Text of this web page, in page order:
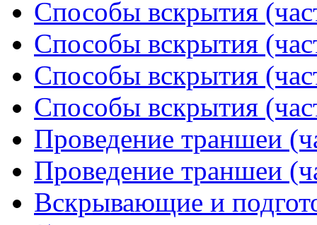
Способы вскрытия
Способы вскрытия
Способы вскрытия
Способы вскрытия
Проведение траншеи
Проведение траншеи
Вскрывающие и